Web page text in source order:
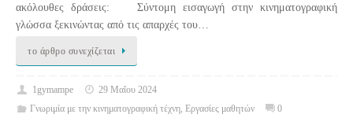
ακόλουθες δράσεις: Σύντομη εισαγωγή στην κινηματογραφική
γλώσσα ξεκινώντας από τις απαρχές του…
το άρθρο συνεχίζεται
1gymampe
29 Μαΐου 2024
Γνωριμία με την κινηματογραφική τέχνη, Εργασίες μαθητών 0